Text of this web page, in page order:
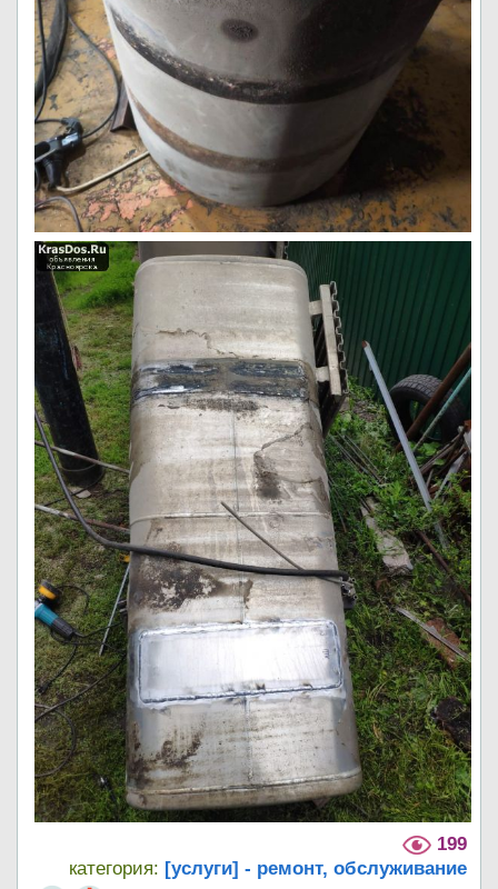
199
категория: [услуги] - ремонт, обслуживание